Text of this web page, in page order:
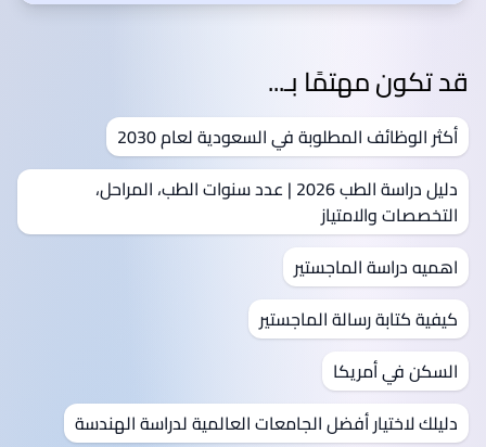
قد تكون مهتمًا بـ...
أكثر الوظائف المطلوبة في السعودية لعام 2030
دليل دراسة الطب 2026 | عدد سنوات الطب، المراحل،
التخصصات والامتياز
اهميه دراسة الماجستير
كيفية كتابة رسالة الماجستير
السكن في أمريكا
دليلك لاختيار أفضل الجامعات العالمية لدراسة الهندسة